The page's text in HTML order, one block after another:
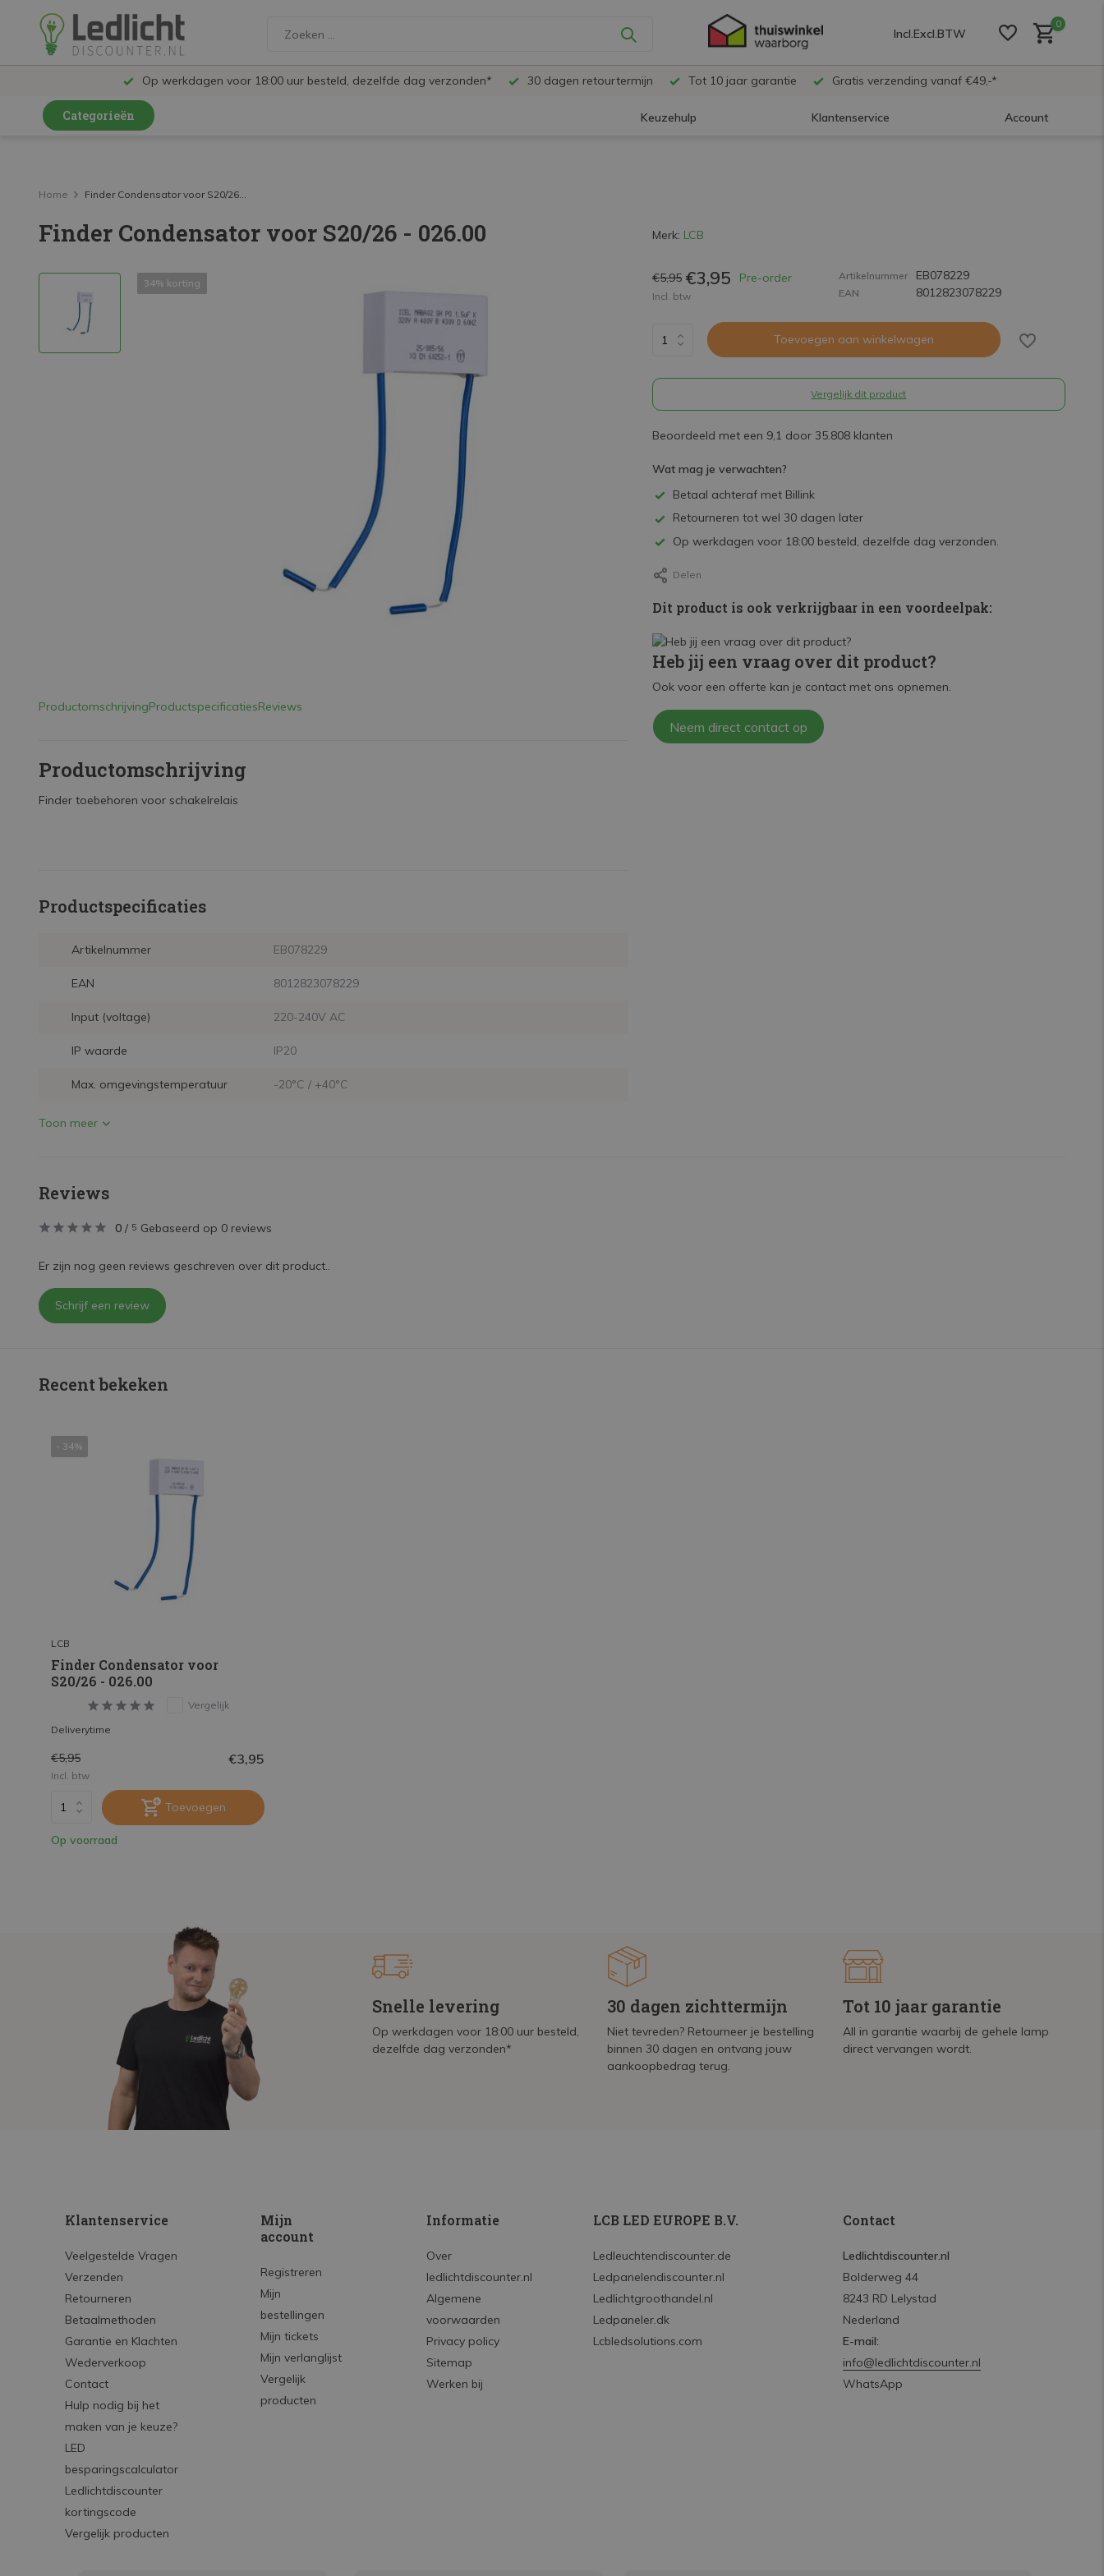
Incl.Excl.BTW
0
Op werkdagen voor 18:00 uur besteld, dezelfde dag verzonden* 30 dagen retourtermijn Tot 10 jaar garantie Gratis verzending vanaf €49,-*
Categorieën Keuzehulp Klantenservice Account
LED Railspots
LED Panelen
LED Plafondlampen en Wandlampen
LED Schijnwerpers
Home Finder Condensator voor S20/26...
Finder Condensator voor S20/26 - 026.00
34% korting
ProductomschrijvingProductspecificatiesReviews
Productomschrijving
Finder toebehoren voor schakelrelais
Productspecificaties
Artikelnummer EB078229
EAN 8012823078229
Input (voltage) 220-240V AC
IP waarde IP20
Max. omgevingstemperatuur -20°C / +40°C
Toon meer
Merk: LCB
€5,95 €3,95 Pre-order
Incl. btw
Artikelnummer EB078229
EAN 8012823078229
Toevoegen aan winkelwagen
Vergelijk dit product
Beoordeeld met een 9,1 door 35.808 klanten
Wat mag je verwachten?
Betaal achteraf met Billink
Retourneren tot wel 30 dagen later
Op werkdagen voor 18:00 besteld, dezelfde dag verzonden.
Delen
Dit product is ook verkrijgbaar in een voordeelpak:
Heb jij een vraag over dit product?
Ook voor een offerte kan je contact met ons opnemen.
Neem direct contact op
Reviews
0 / 5 Gebaseerd op 0 reviews
Er zijn nog geen reviews geschreven over dit product..
Schrijf een review
Recent bekeken
- 34%
LCB
Finder Condensator voor
S20/26 - 026.00
Vergelijk
Deliverytime
€5,95 €3,95
Incl. btw
Toevoegen
Op voorraad
Snelle levering
Op werkdagen voor 18:00 uur besteld,
dezelfde dag verzonden*
30 dagen zichttermijn
Niet tevreden? Retourneer je bestelling
binnen 30 dagen en ontvang jouw
aankoopbedrag terug.
Tot 10 jaar garantie
All in garantie waarbij de gehele lamp
direct vervangen wordt.
Klantenservice
Veelgestelde Vragen
Verzenden
Retourneren
Betaalmethoden
Garantie en Klachten
Wederverkoop
Contact
Hulp nodig bij het
maken van je keuze?
LED
besparingscalculator
Ledlichtdiscounter
kortingscode
Vergelijk producten
Mijn
account
Registreren
Mijn
bestellingen
Mijn tickets
Mijn verlanglijst
Vergelijk
producten
Informatie
Over
ledlichtdiscounter.nl
Algemene
voorwaarden
Privacy policy
Sitemap
Werken bij
LCB LED EUROPE B.V.
Ledleuchtendiscounter.de
Ledpanelendiscounter.nl
Ledlichtgroothandel.nl
Ledpaneler.dk
Lcbledsolutions.com
Contact
Ledlichtdiscounter.nl
Bolderweg 44
8243 RD Lelystad
Nederland
E-mail:
info@ledlichtdiscounter.nl
WhatsApp